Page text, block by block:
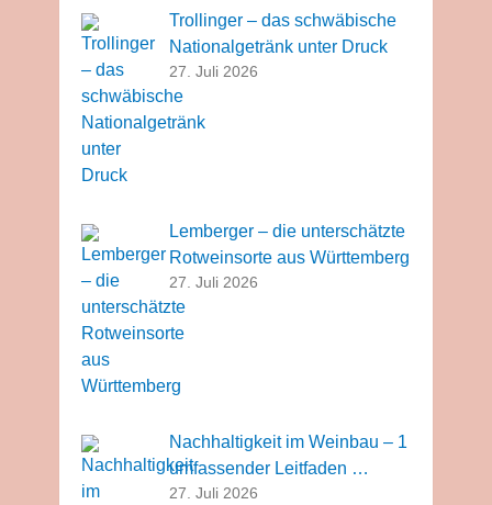
Trollinger – das schwäbische
Nationalgetränk unter Druck
27. Juli 2026
Lemberger – die unterschätzte
Rotweinsorte aus Württemberg
27. Juli 2026
Nachhaltigkeit im Weinbau – 1
umfassender Leitfaden …
27. Juli 2026